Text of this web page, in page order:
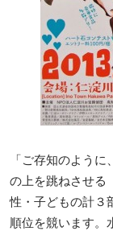
「ご存知のよう
の上を跳ねさせる
性・子どもの計３
順位を競います。